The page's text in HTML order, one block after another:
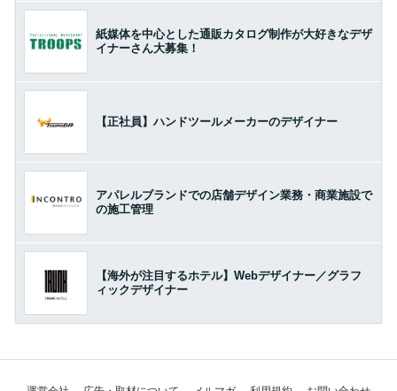
紙媒体を中心とした通販カタログ制作が大好きなデザ
イナーさん大募集！
【正社員】ハンドツールメーカーのデザイナー
アパレルブランドでの店舗デザイン業務・商業施設で
の施工管理
【海外が注目するホテル】Webデザイナー／グラフ
ィックデザイナー